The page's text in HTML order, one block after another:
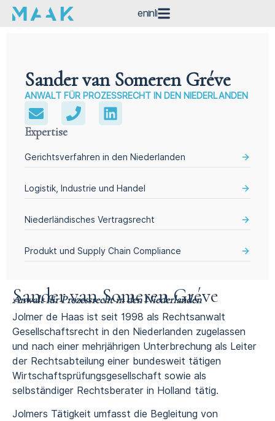
ennl
Sander van Someren Gréve
Anwalt für Prozessrecht in den Niederlanden
Jolmer de Haas ist seit 1998 als Rechtsanwalt
Gesellschaftsrecht in den Niederlanden zugelassen
und nach einer mehrjährigen Unterbrechung als Leiter
der Rechtsabteilung einer bundesweit tätigen
Wirtschaftsprüfungsgesellschaft sowie als
selbständiger Rechtsberater in Holland tätig.
Jolmers Tätigkeit umfasst die Begleitung von
Sander van Someren Gréve
ANWALT FÜR PROZESSRECHT IN DEN NIEDERLANDEN
Expertise
Gerichtsverfahren in den Niederlanden
Logistik, Industrie und Handel
Niederländisches Vertragsrecht
Produkt und Supply Chain Compliance